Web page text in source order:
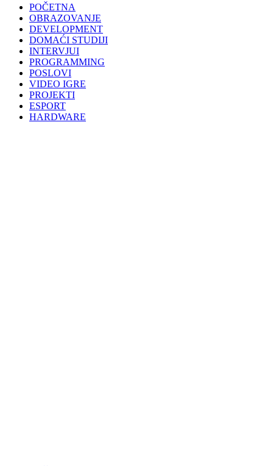
POČETNA
OBRAZOVANJE
DEVELOPMENT
DOMAĆI STUDIJI
INTERVJUI
PROGRAMMING
POSLOVI
VIDEO IGRE
PROJEKTI
ESPORT
HARDWARE